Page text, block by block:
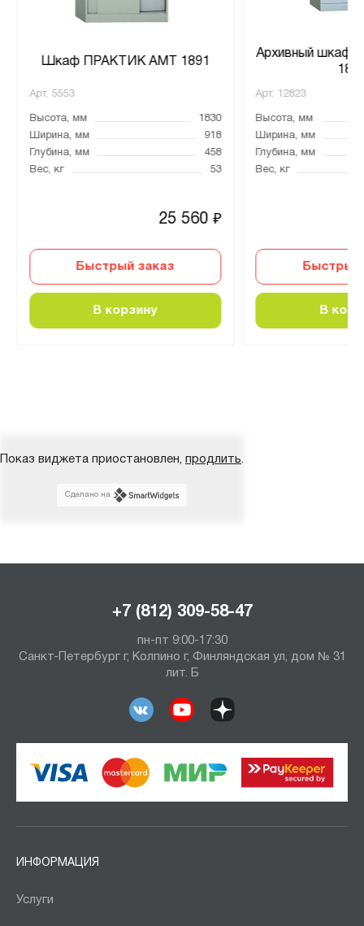
Шкаф ПРАКТИК AMT 1891
Арт. 5553
Высота, мм
1830
Ширина, мм
918
Глубина, мм
458
Вес, кг
53
25 560₽
Быстрый заказ
В корзину
Архивный шкаф
Арт. 12823
Высота, мм
Ширина, мм
Глубина, мм
Вес, кг
Быстрый
В
Показ виджета приостановлен, продлить.
Сделано на
+7 (812) 309-58-47
пн-пт 9:00-17:30
Санкт-Петербург г, Колпино г, Финляндская ул, дом № 31
лит. Б
ИНФОРМАЦИЯ
Услуги